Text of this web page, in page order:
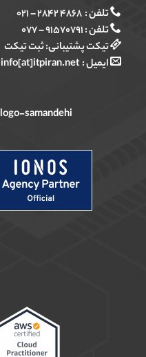
تلفن :۴۸۶۸ ۲۸۴۲ – ۰۲۱
تلفن :۹۱۵۷۰۷۹۱ – ۰۷۷
تیکت پشتیبانی:ثبت تیکت
ایمیل : info[at]itpiran.net